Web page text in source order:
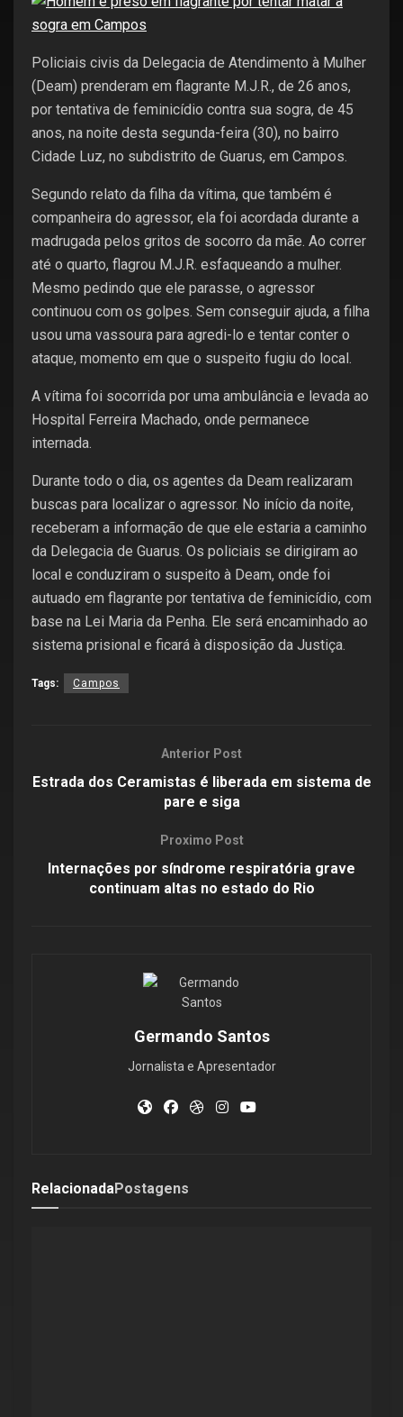
Policiais civis da Delegacia de Atendimento à Mulher
(Deam) prenderam em flagrante M.J.R., de 26 anos,
por tentativa de feminicídio contra sua sogra, de 45
anos, na noite desta segunda-feira (30), no bairro
Cidade Luz, no subdistrito de Guarus, em Campos.
Segundo relato da filha da vítima, que também é
companheira do agressor, ela foi acordada durante a
madrugada pelos gritos de socorro da mãe. Ao correr
até o quarto, flagrou M.J.R. esfaqueando a mulher.
Mesmo pedindo que ele parasse, o agressor
continuou com os golpes. Sem conseguir ajuda, a filha
usou uma vassoura para agredi-lo e tentar conter o
ataque, momento em que o suspeito fugiu do local.
A vítima foi socorrida por uma ambulância e levada ao
Hospital Ferreira Machado, onde permanece
internada.
Durante todo o dia, os agentes da Deam realizaram
buscas para localizar o agressor. No início da noite,
receberam a informação de que ele estaria a caminho
da Delegacia de Guarus. Os policiais se dirigiram ao
local e conduziram o suspeito à Deam, onde foi
autuado em flagrante por tentativa de feminicídio, com
base na Lei Maria da Penha. Ele será encaminhado ao
sistema prisional e ficará à disposição da Justiça.
Tags: Campos
Anterior Post
Estrada dos Ceramistas é liberada em sistema de
pare e siga
Proximo Post
Internações por síndrome respiratória grave
continuam altas no estado do Rio
Germando Santos
Jornalista e Apresentador
RelacionadaPostagens